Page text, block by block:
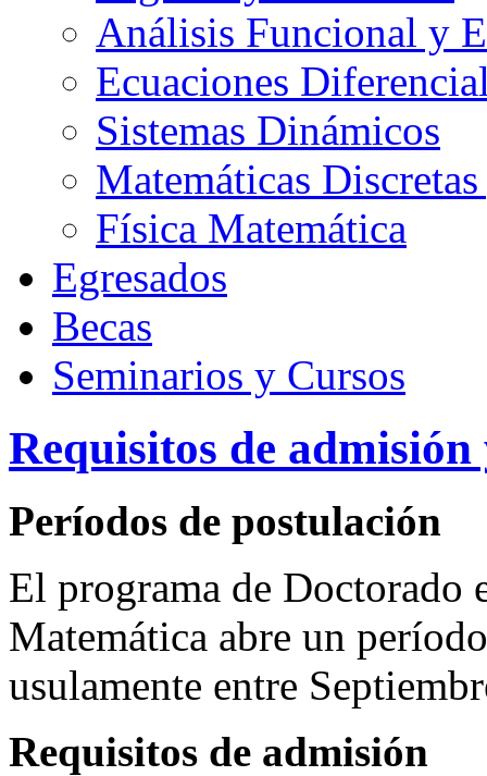
Análisis Funcional y
Ecuaciones
Sistemas Dinámicos
Matemáticas
Física Matemática
Egresados
Becas
Seminarios y Cursos
Requisitos de admisión
Períodos de postulación
El programa de Doctorado
Matemática abre un
usulamente entre
Requisitos de admisión